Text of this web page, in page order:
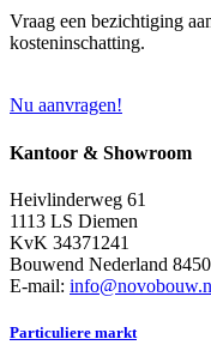
Vraag een bezichtiging
kosteninschatting.
Nu aanvragen!
Kantoor & Showroom
Heivlinderweg 61
1113 LS Diemen
KvK 34371241
Bouwend Nederland
E-mail:
Particuliere markt